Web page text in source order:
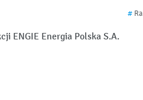
#
ENGIE Energia Polska S.A.